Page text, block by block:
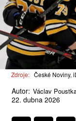
Zdroje: České Noviny,
Autor: Václav
22. dubna 2026